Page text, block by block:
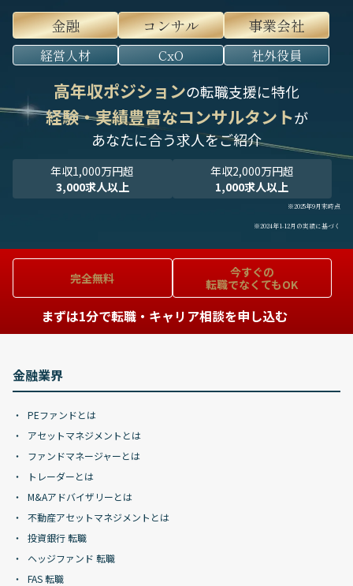
金融
コンサル 事業会社
経営人材 CxO 社外役員
高年収ポジションの転職支援に特化
経験・実績豊富なコンサルタントが
あなたに合う求人をご紹介
年収1,000万円超
3,000求人以上
年収2,000万円超
1,000求人以上
※2025年9月末時点
※2024年1-12月の実績に基づく
完全無料
今すぐの
転職でなくてもOK
まずは1分で転職・キャリア相談を申し込む
金融業界
PEファンドとは
アセットマネジメントとは
ファンドマネージャーとは
トレーダーとは
M&Aアドバイザリーとは
不動産アセットマネジメントとは
投資銀行 転職
ヘッジファンド 転職
FAS 転職